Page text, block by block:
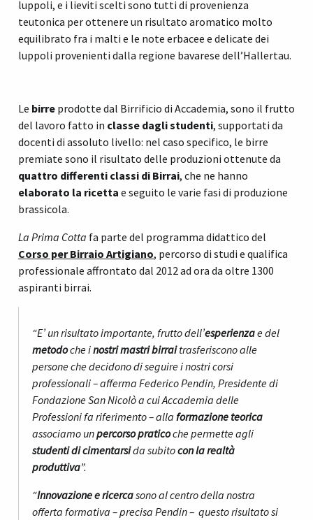
luppoli, e i lieviti scelti sono tutti di provenienza
teutonica per ottenere un risultato aromatico molto
equilibrato fra i malti e le note erbacee e delicate dei
luppoli provenienti dalla regione bavarese dell’Hallertau.
Le birre prodotte dal Birrificio di Accademia, sono il frutto
del lavoro fatto in classe dagli studenti, supportati da
docenti di assoluto livello: nel caso specifico, le birre
premiate sono il risultato delle produzioni ottenute da
quattro differenti classi di Birrai, che ne hanno
elaborato la ricetta e seguito le varie fasi di produzione
brassicola.
La Prima Cotta fa parte del programma didattico del
Corso per Birraio Artigiano, percorso di studi e qualifica
professionale affrontato dal 2012 ad ora da oltre 1300
aspiranti birrai.
“E’ un risultato importante, frutto dell’esperienzae del
metodoche inostri mastri birraitrasferiscono alle
persone che decidono di seguire i nostri corsi
professionali – afferma Federico Pendin, Presidente di
Fondazione San Nicolò a cui Accademia delle
Professioni fa riferimento – alla formazione teorica
associamo unpercorso praticoche permette agli
studenti di cimentarsida subitocon la realtà
produttiva”.
“Innovazione e ricercasono al centro della nostra
offerta formativa – precisa Pendin – questo risultato si